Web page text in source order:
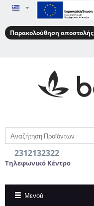
Παρακολούθηση αποστολής
2312132322
Τηλεφωνικό Κέντρο
Μενού